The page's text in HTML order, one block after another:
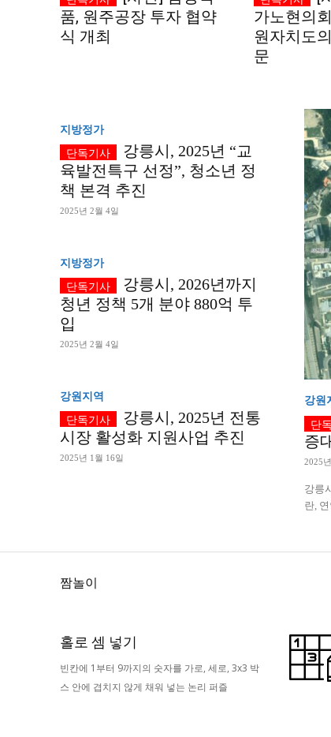
품, 원주공장 투자 협약
식 개최
가노현의
원자치도
문
지방정가
강릉시, 2025년 “교
육발전특구 선정”, 청소년 정
책 본격 추진
2025년 2월 4일
지방정가
강릉시, 2026년까지
청년 정책 5개 분야 880억 투
입
2025년 2월 4일
강원지역
강릉시, 2025년 전통
시장 활성화 지원사업 추진
2025년 1월 16일
강원
증
2025
강릉
란,
짬놀이
홀로 셈 넣기
빈칸에 1부터 9까지의 숫자를 가로, 세로, 3x3 박
스 안에 겹치지 않게 채워 넣는 논리 퍼즐